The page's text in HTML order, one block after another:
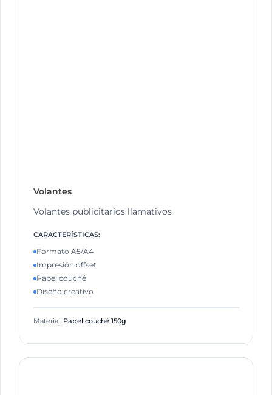
Volantes
Volantes publicitarios llamativos
CARACTERÍSTICAS:
Formato A5/A4
Impresión offset
Papel couché
Diseño creativo
Material: Papel couché 150g